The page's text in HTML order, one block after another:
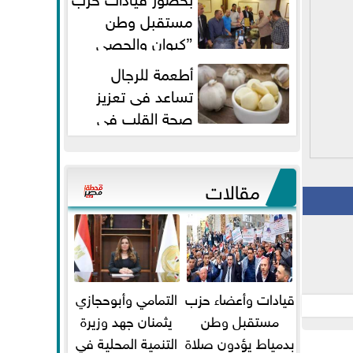
مستقبل وطن
”كيوان والحصي
والتمامي وابوحجازي وعيسي” أمانه
كفر...
أطعمة للرجال
تساعد فى تعزيز
صحة القلب فى
سن الأربعين
مقالات
قيادات وأعضاء حزب
مستقبل وطن
بدمياط يؤدون صلاة
التمامي وأبوحجازي
يثمنان جهد وزيرة
التنمية المحلية في